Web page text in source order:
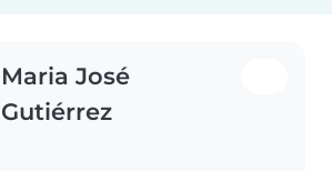
Maria José
Gutiérrez